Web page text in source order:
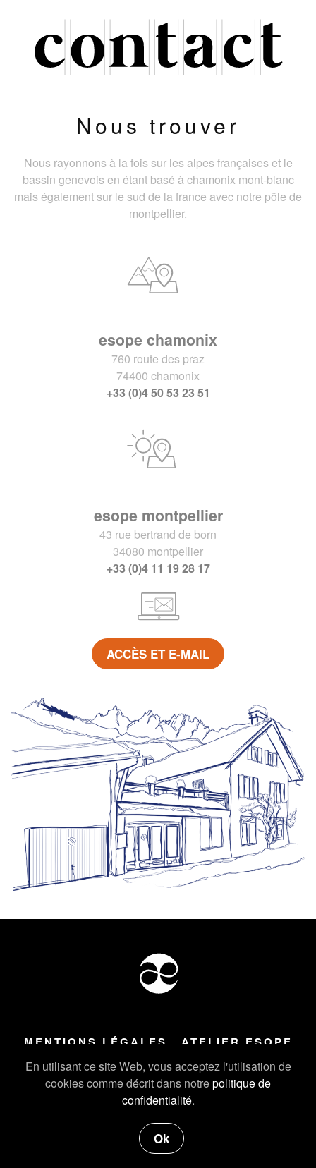
En utilisant ce site Web, vous acceptez l'utilisation de
cookies comme décrit dans notrepolitique de
confidentialité.
Ok
Nous trouver
Nous rayonnons à la fois sur les alpes françaises et le
bassin genevois en étant basé à chamonix mont-blanc
mais également sur le sud de la france avec notre pôle de
montpellier.
esope chamonix
760 route des praz
74400 chamonix
+33 (0)4 50 53 23 51
esope montpellier
43 rue bertrand de born
34080 montpellier
+33 (0)4 11 19 28 17
ACCÈS ET E-MAIL
MENTIONS LÉGALES ATELIER ESOPE